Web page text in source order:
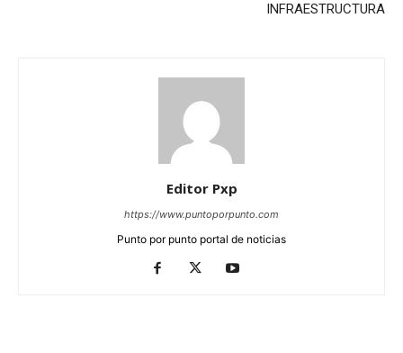
INFRAESTRUCTURA
Editor Pxp
https://www.puntoporpunto.com
Punto por punto portal de noticias